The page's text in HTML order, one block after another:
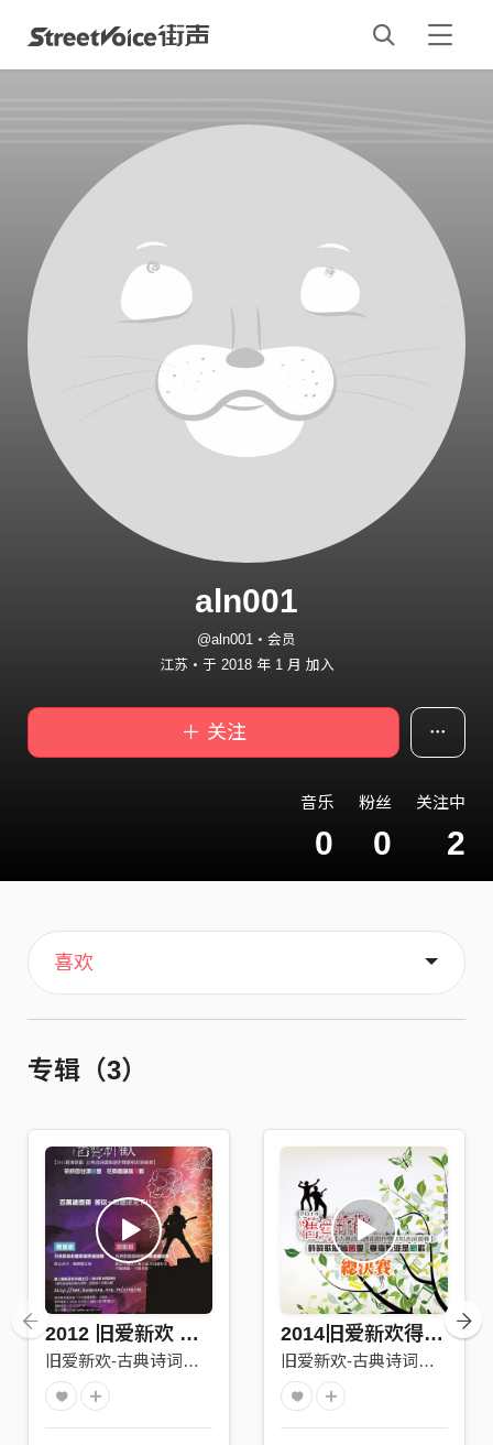
aln001
@aln001・会员
江苏・于 2018 年 1 月 加入
＋ 关注
音乐
0
粉丝
0
关注中
2
主页
歌单
喜欢
关于
专辑（3）
2012 旧爱新欢 优选作品
旧爱新欢-古典诗词谱曲创作暨演唱竞赛
2014旧爱新欢得奖作品
旧爱新欢-古典诗词谱曲创作暨演唱竞赛